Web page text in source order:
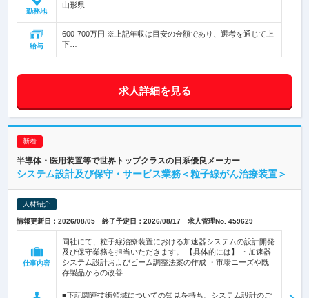
勤務地
山形県
給与
600-700万円 ※上記年収は目安の金額であり、選考を通じて上
下…
求人詳細を見る
半導体・医用装置等で世界トップクラスの日系優良メーカー
システム設計及び保守・サービス業務＜粒子線がん治療装置＞
人材紹介
情報更新日：2026/08/05 終了予定日：2026/08/17 求人管理No. 459629
仕事内容
同社にて、粒子線治療装置における加速器システムの設計開発
及び保守業務を担当いただきます。 【具体的には】 ・加速器
システム設計およびビーム調整法案の作成 ・市場ニーズや既
存製品からの改善…
■下記関連技術領域についての知見を持ち、システム設計のご